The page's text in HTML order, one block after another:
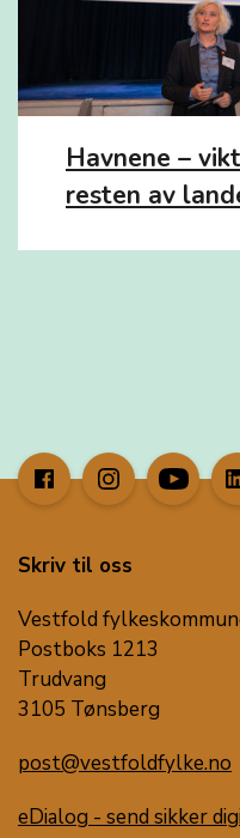
Havnene –
resten av
Skriv til oss
Vestfold
Postboks 1213
Trudvang
3105 Tønsberg
post@vestfoldfylke.no
eDialog - send sikker